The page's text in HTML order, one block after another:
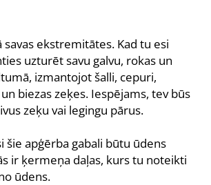
savas ekstremitātes. Kad tu esi
uzturēt savu galvu, rokas un
izmantojot šalli, cepuri,
biezas zeķes. Iespējams, tev būs
zeķu vai legingu pārus.
šie apģērba gabali būtu ūdens
ir ķermeņa daļas, kurs tu noteikti
ūdens.